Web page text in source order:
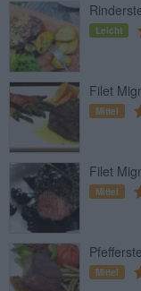
Leicht
Filet
Mittel
Filet
Mittel
Mittel